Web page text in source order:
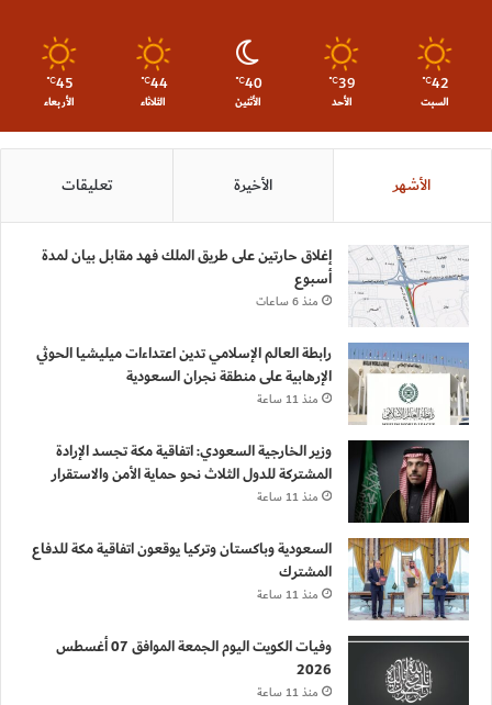
42
℃
السبت
39
℃
الأحد
40
℃
الأثنين
44
℃
الثلاثاء
45
℃
الأربعاء
الأشهر الأخيرة تعليقات
إغلاق حارتين على طريق الملك فهد مقابل بيان لمدة
أسبوع
منذ 6 ساعات
رابطة العالم الإسلامي تدين اعتداءات ميليشيا الحوثي
الإرهابية على منطقة نجران السعودية
منذ 11 ساعة
وزير الخارجية السعودي: اتفاقية مكة تجسد الإرادة
المشتركة للدول الثلاث نحو حماية الأمن والاستقرار
منذ 11 ساعة
السعودية وباكستان وتركيا يوقعون اتفاقية مكة للدفاع
المشترك
منذ 11 ساعة
وفيات الكويت اليوم الجمعة الموافق 07 أغسطس
2026
منذ 11 ساعة